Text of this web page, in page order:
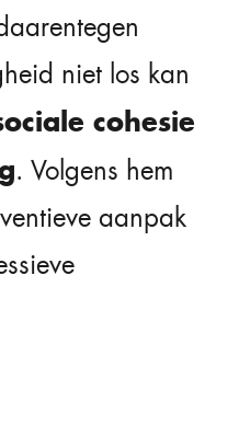
niet los kan
cohesie
. Volgens hem
aanpak